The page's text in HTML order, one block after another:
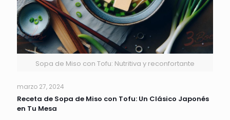
Sopa de Miso con Tofu: Nutritiva y reconfortante
marzo 27, 2024
Receta de Sopa de Miso con Tofu: Un Clásico Japonés
en Tu Mesa